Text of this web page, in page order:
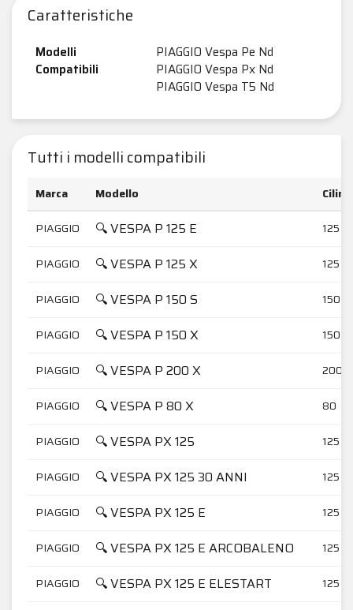
Caratteristiche
Modelli
Compatibili
PIAGGIO Vespa Pe Nd
PIAGGIO Vespa Px Nd
PIAGGIO Vespa T5 Nd
Tutti i modelli compatibili
Marca Modello
PIAGGIO
🔍 VESPA P 125 E 125
PIAGGIO 🔍 VESPA P 125 X 125
PIAGGIO 🔍 VESPA P 150 S 150
PIAGGIO 🔍 VESPA P 150 X 150
PIAGGIO 🔍 VESPA P 200 X 200
PIAGGIO 🔍 VESPA P 80 X 80
PIAGGIO 🔍 VESPA PX 125 125
PIAGGIO 🔍 VESPA PX 125 30 ANNI 125
PIAGGIO 🔍 VESPA PX 125 E 125
PIAGGIO 🔍 VESPA PX 125 E ARCOBALENO 125
PIAGGIO 🔍 VESPA PX 125 E ELESTART 125